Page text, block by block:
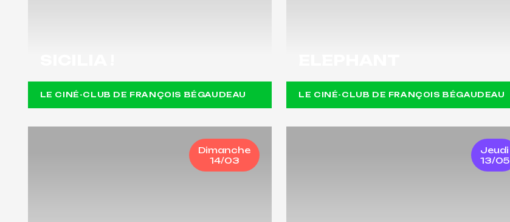
LE CINÉ-CLUB DE FRANÇOIS BÉGAUDEAU LE CINÉ-CLUB DE FRANÇOIS BÉGAUDEAU
Dimanche
14/03
Jeudi
13/05